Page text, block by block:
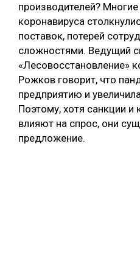
производителей?
коронавируса
поставок, потерей
сложностями. Ведущий
«Лесовосстановление»
Рожков говорит, что
предприятию и
Поэтому, хотя санкции и
влияют на спрос, они
предложение.